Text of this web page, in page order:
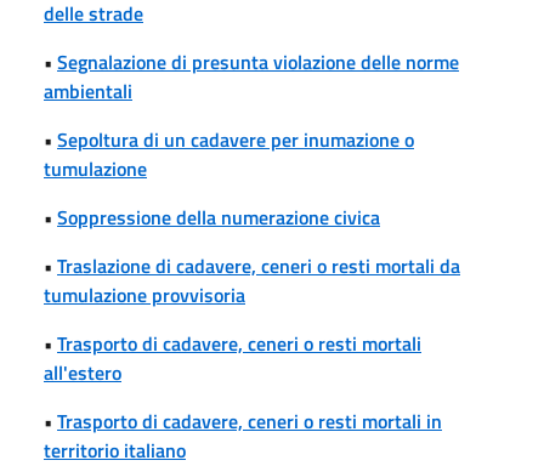
delle strade
• Segnalazione di presunta violazione delle norme
ambientali
• Sepoltura di un cadavere per inumazione o
tumulazione
• Soppressione della numerazione civica
• Traslazione di cadavere, ceneri o resti mortali da
tumulazione provvisoria
• Trasporto di cadavere, ceneri o resti mortali
all'estero
• Trasporto di cadavere, ceneri o resti mortali in
territorio italiano